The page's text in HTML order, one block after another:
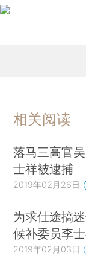
相关阅读
落马三高官
士祥被逮捕
2019年02月26日
为求仕途搞
候补委员李
2019年02月03日